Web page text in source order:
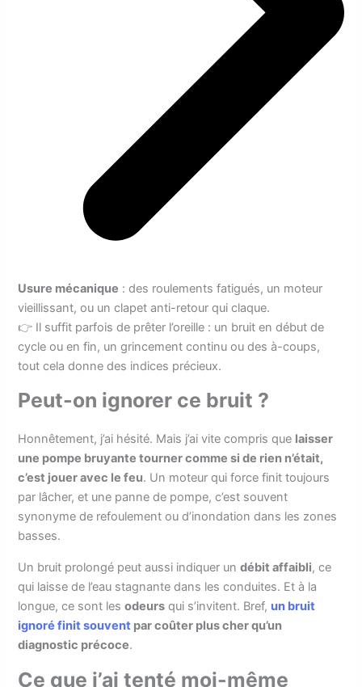
Usure mécanique : des roulements fatigués, un moteur
vieillissant, ou un clapet anti-retour qui claque.
👉 Il suffit parfois de prêter l’oreille : un bruit en début de
cycle ou en fin, un grincement continu ou des à-coups,
tout cela donne des indices précieux.
Peut-on ignorer ce bruit ?
Honnêtement, j’ai hésité. Mais j’ai vite compris que laisser
une pompe bruyante tourner comme si de rien n’était,
c’est jouer avec le feu. Un moteur qui force finit toujours
par lâcher, et une panne de pompe, c’est souvent
synonyme de refoulement ou d’inondation dans les zones
basses.
Un bruit prolongé peut aussi indiquer undébit affaibli, ce
qui laisse de l’eau stagnante dans les conduites. Et à la
longue, ce sont lesodeurs qui s’invitent. Bref, un bruit
ignoré finit souvent par coûter plus cher qu’un
diagnostic précoce.
Ce que j’ai tenté moi-même